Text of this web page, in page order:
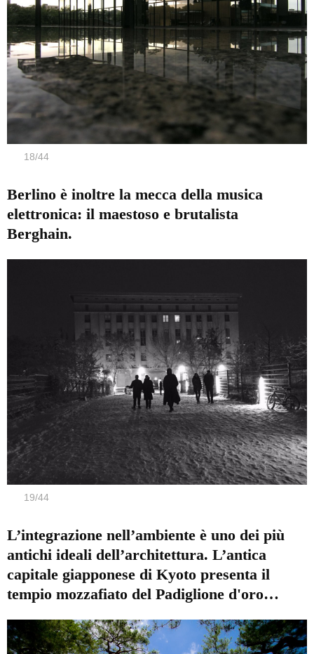
18/44
Berlino è inoltre la mecca della musica
elettronica: il maestoso e brutalista
Berghain.
19/44
L’integrazione nell’ambiente è uno dei più
antichi ideali dell’architettura. L’antica
capitale giapponese di Kyoto presenta il
tempio mozzafiato del Padiglione d'oro…